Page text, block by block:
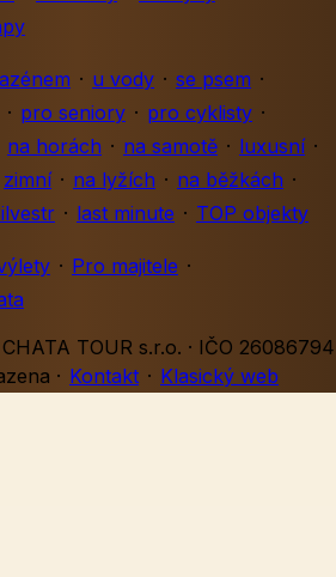
· u vody · se psem ·
· pro seniory · pro cyklisty ·
na horách · na samotě · luxusní ·
zimní · na lyžích · na běžkách ·
· last minute · TOP objekty
· Pro majitele ·
TOUR s.r.o. · IČO 26086794
· Kontakt · Klasický web